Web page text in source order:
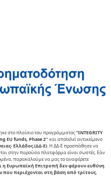
στο πλαίσιο του προγράμματος“INTEGRITY
EU funds, Phase 2″και αποτελεί αντικείµενο
Ελλάδος (ΔΔ-Ε). Η ΔΔ-Ε προσπάθησε να
στην παρούσα πλατφόρμα είναι σωστές. Εάν
παρακαλούμε να μας το αναφέρετε
η Ευρωπαϊκή Επιτροπή δεν φέρουν ευθύνη
που περιέχονται στη βάση από τρίτους.